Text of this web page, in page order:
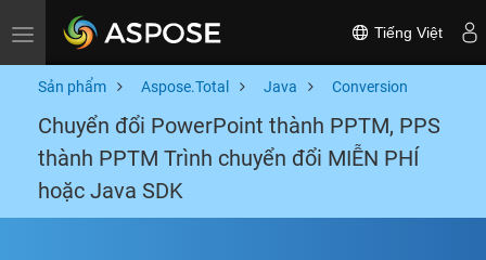
Toggle navigation Tiếng Việt
Sản phẩm Aspose.Total Java Conversion
Chuyển đổi PowerPoint thành PPTM, PPS
thành PPTM Trình chuyển đổi MIỄN PHÍ
hoặc Java SDK